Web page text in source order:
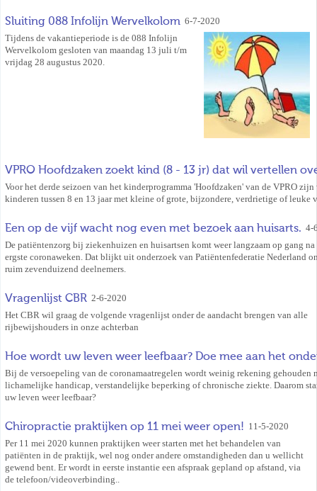
Sluiting 088 Infolijn Wervelkolom 6-7-2020
Tijdens de vakantieperiode is de 088 Infolijn
Wervelkolom gesloten van maandag 13 juli t/m
vrijdag 28 augustus 2020.
VPRO Hoofdzaken zoekt kind (8 - 13 jr) dat wil vertellen
Voor het derde seizoen van het kinderprogramma 'Hoofdzaken' van de VPRO
kinderen tussen 8 en 13 jaar met kleine of grote, bijzondere, verdrietige of leuke
Een op de vijf wacht nog even met bezoek aan huisarts. 4-
De patiëntenzorg bij ziekenhuizen en huisartsen komt weer langzaam op gang na
ergste coronaweken. Dat blijkt uit onderzoek van Patiëntenfederatie Nederland
ruim zevenduizend deelnemers.
Vragenlijst CBR 2-6-2020
Het CBR wil graag de volgende vragenlijst onder de aandacht brengen van alle
rijbewijshouders in onze achterban
Hoe wordt uw leven weer leefbaar? Doe mee aan het
Bij de versoepeling van de coronamaatregelen wordt weinig rekening gehouden
lichamelijke handicap, verstandelijke beperking of chronische ziekte. Daarom
uw leven weer leefbaar?
Chiropractie praktijken op 11 mei weer open! 11-5-2020
Per 11 mei 2020 kunnen praktijken weer starten met het behandelen van
patiënten in de praktijk, wel nog onder andere omstandigheden dan u wellicht
gewend bent. Er wordt in eerste instantie een afspraak gepland op afstand, via
de telefoon/videoverbinding..